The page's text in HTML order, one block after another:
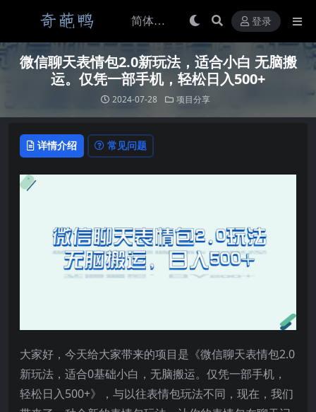
登录
微信聊天表情包2.0新玩法，适合小白 无脑搬
运。仅凭一部手机，轻松日入500+
2024-07-28 项目分享
详情介绍 常见问题
大家好，今天给大家带来的项目是《微信聊天表情包2.0
新玩法，适合0基础小白，无脑搬运。仅凭一部手机，
轻松日入500+》，与以往表情包玩法不同，现在，我们